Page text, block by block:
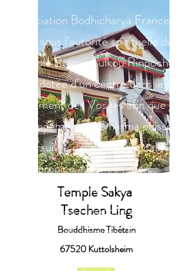
Temple Sakya
Tsechen Ling
Bouddhisme Tibétain
67520 Kuttolsheim
L’association Bodhicharya France,
placée sous l’autorité spirituelle du
Vénérable Ringou Tulkou Rinpoché,
s’est dotée d’un centre dans le
département des Vosges afin que le
développement du Dharma puisse
se poursuivre dans un cadre calme
et propice à la méditation.
Ce centre est le siège de l’activité
de Ringou Rinpoché pour
l’ensemble du territoire français.